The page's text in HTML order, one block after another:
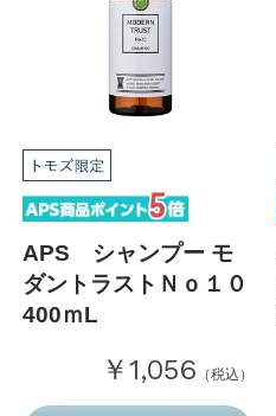
APS シャンプー モ
ダントラストＮｏ１０
400ｍL
￥1,056 （税込）